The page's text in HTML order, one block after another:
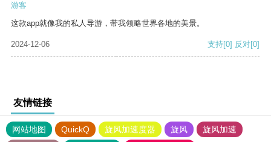
游客
这款app就像我的私人导游，带我领略世界各地的美景。
2024-12-06 支持[0] 反对[0]
友情链接
网站地图 QuickQ 旋风加速度器 旋风
旋风加速